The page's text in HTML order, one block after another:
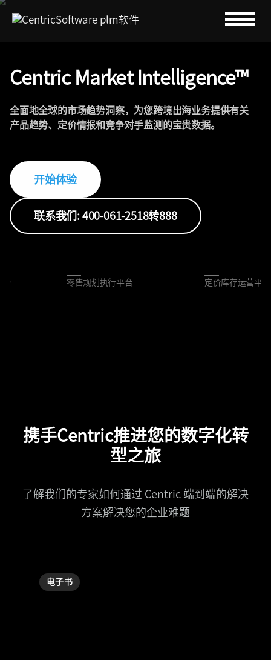
Centric Market Intelligence™
全面地全球的市场趋势洞察，为您跨境出海业务提供有关
产品趋势、定价情报和竞争对手监测的宝贵数据。
开始体验
联系我们: 400-061-2518转888
台 零售规划执行平台 定价库存运营平台
携手Centric推进您的数字化转
型之旅
了解我们的专家如何通过 Centric 端到端的解决
方案解决您的企业难题
电子书